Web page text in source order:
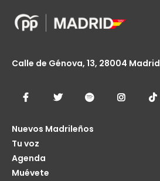
Calle de Génova, 13, 28004 Madrid
Nuevos Madrileños
Tu voz
Agenda
Muévete